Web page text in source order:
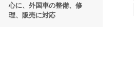
心に、外国車の整備、修
理、販売に対応